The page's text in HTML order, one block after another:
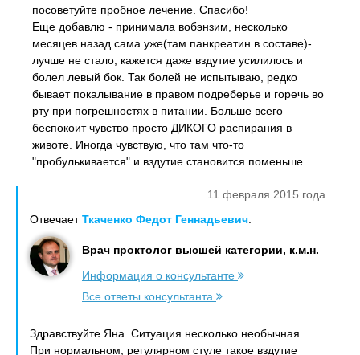
посоветуйте пробное лечение. Спасибо!
Еще добавлю - принимала вобэнзим, несколько
месяцев назад сама уже(там панкреатин в составе)-
лучше не стало, кажется даже вздутие усилилось и
болел левый бок. Так болей не испытываю, редко
бывает покалывание в правом подреберье и горечь во
рту при погрешностях в питании. Больше всего
беспокоит чувство просто ДИКОГО распирания в
животе. Иногда чувствую, что там что-то
"пробулькивается" и вздутие становится поменьше.
11 февраля 2015 года
ОтвечаетТкаченко Федот Геннадьевич:
Врач проктолог высшей категории, к.м.н.
Информация о консультанте
Все ответы консультанта
Здравствуйте Яна. Ситуация несколько необычная.
При нормальном, регулярном стуле такое вздутие